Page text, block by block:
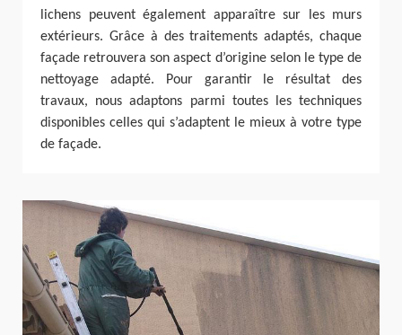
lichens peuvent également apparaître sur les murs
extérieurs. Grâce à des traitements adaptés, chaque
façade retrouvera son aspect d’origine selon le type de
nettoyage adapté. Pour garantir le résultat des
travaux, nous adaptons parmi toutes les techniques
disponibles celles qui s’adaptent le mieux à votre type
de façade.